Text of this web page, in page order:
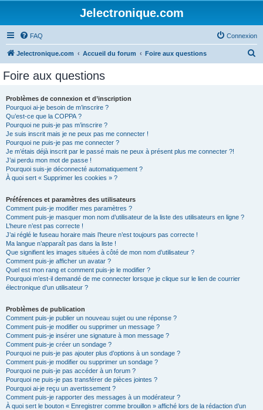
Jelectronique.com
FAQ Connexion
Jelectronique.com Accueil du forum Foire aux questions
Foire aux questions
Problèmes de connexion et d’inscription
Pourquoi ai-je besoin de m’inscrire ?
Qu’est-ce que la COPPA ?
Pourquoi ne puis-je pas m’inscrire ?
Je suis inscrit mais je ne peux pas me connecter !
Pourquoi ne puis-je pas me connecter ?
Je m’étais déjà inscrit par le passé mais ne peux à présent plus me connecter ?!
J’ai perdu mon mot de passe !
Pourquoi suis-je déconnecté automatiquement ?
À quoi sert « Supprimer les cookies » ?
Préférences et paramètres des utilisateurs
Comment puis-je modifier mes paramètres ?
Comment puis-je masquer mon nom d’utilisateur de la liste des utilisateurs en ligne ?
L’heure n’est pas correcte !
J’ai réglé le fuseau horaire mais l’heure n’est toujours pas correcte !
Ma langue n’apparaît pas dans la liste !
Que signifient les images situées à côté de mon nom d’utilisateur ?
Comment puis-je afficher un avatar ?
Quel est mon rang et comment puis-je le modifier ?
Pourquoi m’est-il demandé de me connecter lorsque je clique sur le lien de courrier
électronique d’un utilisateur ?
Problèmes de publication
Comment puis-je publier un nouveau sujet ou une réponse ?
Comment puis-je modifier ou supprimer un message ?
Comment puis-je insérer une signature à mon message ?
Comment puis-je créer un sondage ?
Pourquoi ne puis-je pas ajouter plus d’options à un sondage ?
Comment puis-je modifier ou supprimer un sondage ?
Pourquoi ne puis-je pas accéder à un forum ?
Pourquoi ne puis-je pas transférer de pièces jointes ?
Pourquoi ai-je reçu un avertissement ?
Comment puis-je rapporter des messages à un modérateur ?
À quoi sert le bouton « Enregistrer comme brouillon » affiché lors de la rédaction d’un